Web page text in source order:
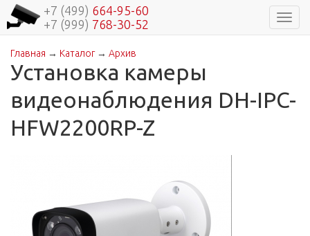
+7 (499) 664-95-60
+7 (999) 768-30-52
Вы здесь
Главная → Каталог→ Архив
Установка камеры
видеонаблюдения DH-IPC-
HFW2200RP-Z